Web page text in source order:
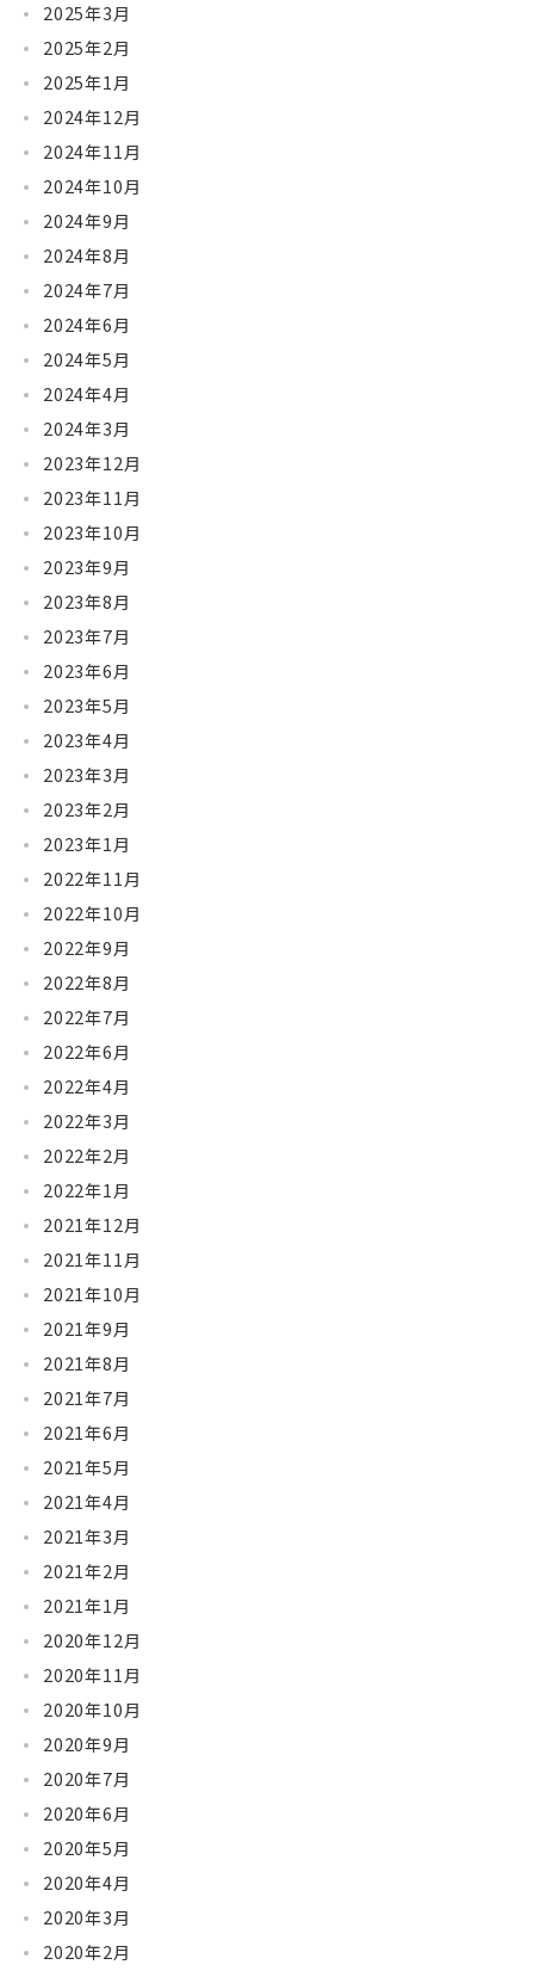
2025年3月
2025年2月
2025年1月
2024年12月
2024年11月
2024年10月
2024年9月
2024年8月
2024年7月
2024年6月
2024年5月
2024年4月
2024年3月
2023年12月
2023年11月
2023年10月
2023年9月
2023年8月
2023年7月
2023年6月
2023年5月
2023年4月
2023年3月
2023年2月
2023年1月
2022年11月
2022年10月
2022年9月
2022年8月
2022年7月
2022年6月
2022年4月
2022年3月
2022年2月
2022年1月
2021年12月
2021年11月
2021年10月
2021年9月
2021年8月
2021年7月
2021年6月
2021年5月
2021年4月
2021年3月
2021年2月
2021年1月
2020年12月
2020年11月
2020年10月
2020年9月
2020年7月
2020年6月
2020年5月
2020年4月
2020年3月
2020年2月